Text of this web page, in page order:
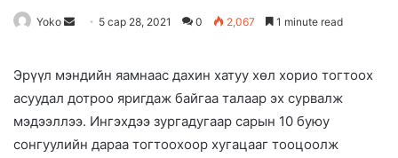
Yoko
d
a
n
e
5 сар 28, 2021 0 2,067 1 minute read
Эрүүл мэндийн яамнаас дахин хатуу хөл хорио тогтоох
асуудал дотроо яригдаж байгаа талаар эх сурвалж
мэдээллээ. Ингэхдээ зургадугаар сарын 10 буюу
сонгуулийн дараа тогтоохоор хугацааг тооцоолж